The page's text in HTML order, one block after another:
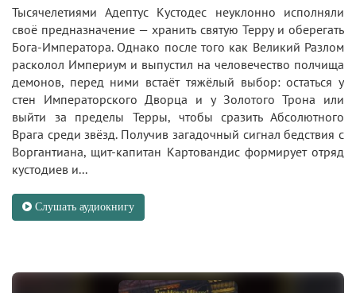
Тысячелетиями Адептус Кустодес неуклонно исполняли
своё предназначение — хранить святую Терру и оберегать
Бога-Императора. Однако после того как Великий Разлом
расколол Империум и выпустил на человечество полчища
демонов, перед ними встаёт тяжёлый выбор: остаться у
стен Императорского Дворца и у Золотого Трона или
выйти за пределы Терры, чтобы сразить Абсолютного
Врага среди звёзд. Получив загадочный сигнал бедствия с
Воргантиана, щит-капитан Картовандис формирует отряд
кустодиев и...
Слушать аудиокнигу